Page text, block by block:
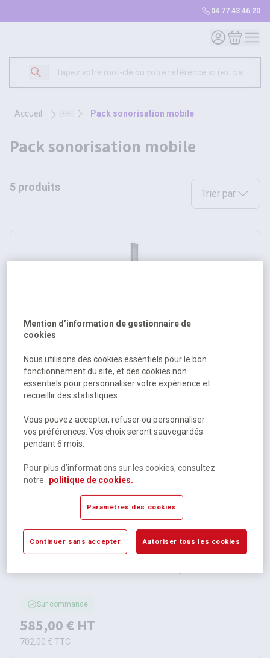
04 77 43 46 20
Mon compte
Mon
accueil pack sonorisation mobile
pack sonorisation mobile
5 produits
Trier par
Sur commande
526,80 € TTC
Sur commande
585,00 € HT
702,00 € TTC
Mention d’information de gestionnaire de
cookies
Nous utilisons des cookies essentiels pour le bon
fonctionnement du site, et des cookies non
essentiels pour personnaliser votre expérience et
recueillir des statistiques.
Vous pouvez accepter, refuser ou personnaliser
vos préférences. Vos choix seront sauvegardés
pendant 6 mois.
Pour plus d’informations sur les cookies, consultez
notre
politique de cookies.
Paramètres des cookies
Continuer sans accepter Autoriser tous les cookies